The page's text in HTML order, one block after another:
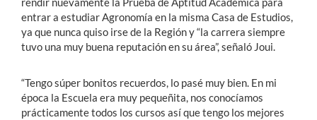
entrar a estudiar Agronomía en la misma Casa de Estudios,
ya que nunca quiso irse de la Región y “la carrera siempre
tuvo una muy buena reputación en su área”, señaló Joui.
“Tengo súper bonitos recuerdos, lo pasé muy bien. En mi
época la Escuela era muy pequeñita, nos conocíamos
prácticamente todos los cursos así que tengo los mejores